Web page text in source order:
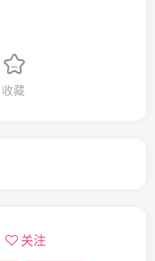
收藏
关注